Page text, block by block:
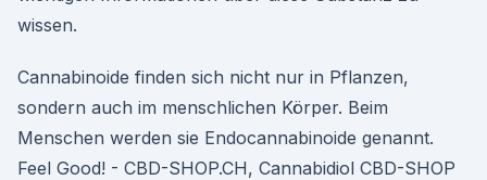
wissen.
Cannabinoide finden sich nicht nur in Pflanzen,
sondern auch im menschlichen Körper. Beim
Menschen werden sie Endocannabinoide genannt.
Feel Good! - CBD-SHOP.CH, Cannabidiol CBD-SHOP